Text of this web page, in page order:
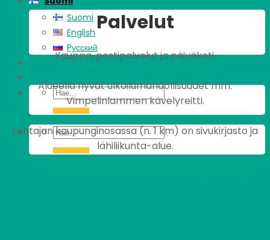
Suomi
English
Pусский
Palvelut
Kauppa, postipalvelut ja päiväkoti.
Alueella hyvät ulkoilumahdollisuudet mm.
Vimpelinlammen kävelyreitti.
Lohtajan kaupunginosassa (n. 1 km) on sivukirjasto ja
lähiliikunta-alue.